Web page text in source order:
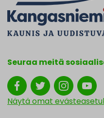
Seuraa meitä
Näytä omat